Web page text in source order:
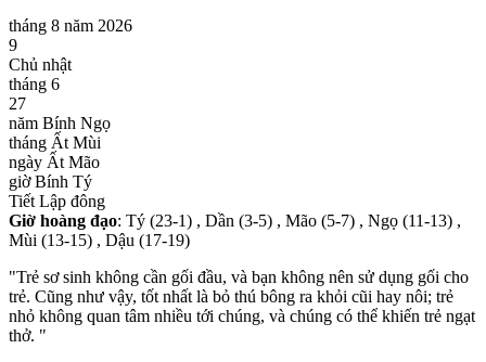
tháng 8 năm 2026
9
Chủ nhật
tháng 6
27
năm Bính Ngọ
tháng Ất Mùi
ngày Ất Mão
giờ Bính Tý
Tiết Lập đông
Giờ hoàng đạo: Tý (23-1) , Dần (3-5) , Mão (5-7) , Ngọ (11-13) ,
Mùi (13-15) , Dậu (17-19)
"Trẻ sơ sinh không cần gối đầu, và bạn không nên sử dụng gối cho
trẻ. Cũng như vậy, tốt nhất là bỏ thú bông ra khỏi cũi hay nôi; trẻ
nhỏ không quan tâm nhiều tới chúng, và chúng có thể khiến trẻ ngạt
thở. "